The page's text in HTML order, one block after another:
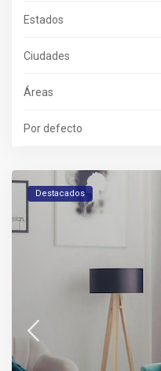
Estados
Ciudades
Áreas
Por defecto
Destacados